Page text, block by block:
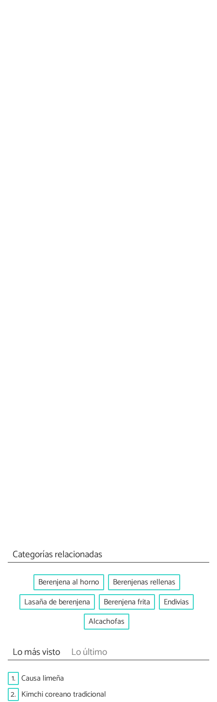
Categorías relacionadas
Berenjena al horno
Berenjenas rellenas
Lasaña de berenjena
Berenjena frita
Endivias
Alcachofas
Lo más visto Lo último
1. Causa limeña
2. Kimchi coreano tradicional